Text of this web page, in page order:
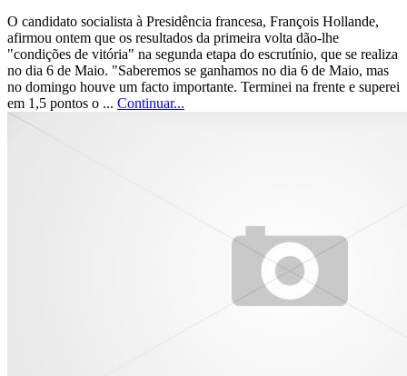
O candidato socialista à Presidência francesa, François Hollande,
afirmou ontem que os resultados da primeira volta dão-lhe
"condições de vitória" na segunda etapa do escrutínio, que se realiza
no dia 6 de Maio. "Saberemos se ganhamos no dia 6 de Maio, mas
no domingo houve um facto importante. Terminei na frente e superei
em 1,5 pontos o ... Continuar...